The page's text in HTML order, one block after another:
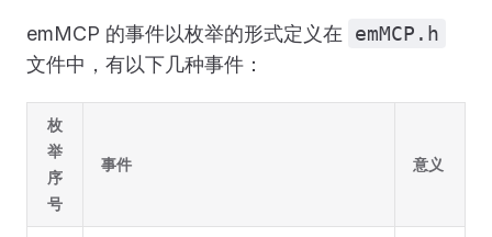
emMCP 的事件以枚举的形式定义在
emMCP.h
文件中，有以下几种事件：
枚
举
序
号
事件 意义